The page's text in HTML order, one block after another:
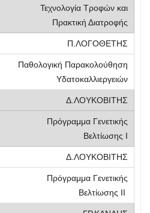
Τεχνολογία Τροφών και
Πρακτική Διατροφής
Π.ΛΟΓΟΘΕΤΗΣ
Παθολογική Παρακολούθηση
Υδατοκαλλιεργειών
Δ.ΛΟΥΚΟΒΙΤΗΣ
Πρόγραμμα Γενετικής
Βελτίωσης Ι
Δ.ΛΟΥΚΟΒΙΤΗΣ
Πρόγραμμα Γενετικής
Βελτίωσης ΙΙ